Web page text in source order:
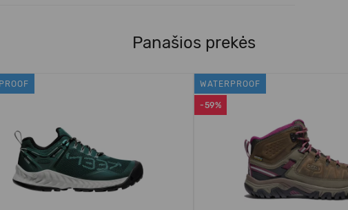
Panašios prekės
-59%
WATERPROOF